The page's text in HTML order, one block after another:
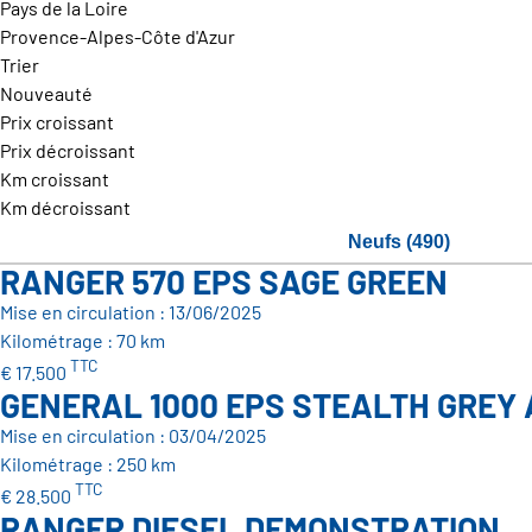
Pays de la Loire
Provence-Alpes-Côte d'Azur
Trier
Nouveauté
Prix croissant
Prix décroissant
Km croissant
Km décroissant
Neufs (490)
RANGER 570 EPS SAGE GREEN
Mise en circulation : 13/06/2025
Kilométrage : 70 km
€ 17.500 TTC
GENERAL 1000 EPS STEALTH GREY
Mise en circulation : 03/04/2025
Kilométrage : 250 km
€ 28.500 TTC